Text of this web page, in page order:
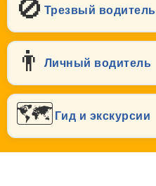
🚫 Трезвый водитель
👨 Личный водитель
🗺️ Гид и экскурсии